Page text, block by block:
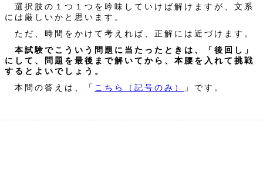
選択肢の１つ１つを吟味していけば解けますが、文系
には厳しいかと思います。
ただ、時間をかけて考えれば、正解には近づけます。
本試験でこういう問題に当たったときは、「後回し」
にして、問題を最後まで解いてから、本腰を入れて挑戦
するとよいでしょう。
本問の答えは、「 こちら（記号のみ） 」です。